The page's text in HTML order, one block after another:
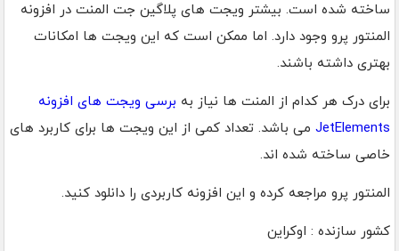
ساخته شده است. بیشتر ویجت های پلاگین جت المنت در افزونه
المنتور پرو وجود دارد. اما ممکن است که این ویجت ها امکانات
بهتری داشته باشند.
برای درک هر کدام از المنت ها نیاز به برسی ویجت های افزونه
JetElements می باشد. تعداد کمی از این ویجت ها برای کاربرد های
خاصی ساخته شده اند.
المنتور پرو مراجعه کرده و این افزونه کاربردی را دانلود کنید.
کشور سازنده : اوکراین